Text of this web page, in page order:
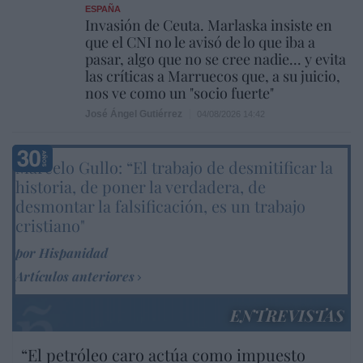
ESPAÑA
Invasión de Ceuta. Marlaska insiste en
que el CNI no le avisó de lo que iba a
pasar, algo que no se cree nadie... y evita
las críticas a Marruecos que, a su juicio,
nos ve como un "socio fuerte"
Marcelo Gullo: “El trabajo de desmitificar la
historia, de poner la verdadera, de
desmontar la falsificación, es un trabajo
cristiano"
por Hispanidad
Artículos anteriores
ENTREVISTAS
“El petróleo caro actúa como impuesto